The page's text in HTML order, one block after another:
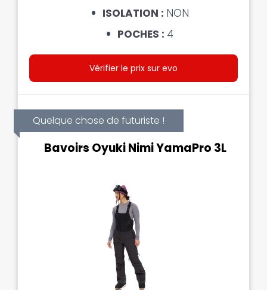
ISOLATION : NON
POCHES : 4
Vérifier le prix sur evo
Quelque chose de futuriste !
Bavoirs Oyuki Nimi YamaPro 3L